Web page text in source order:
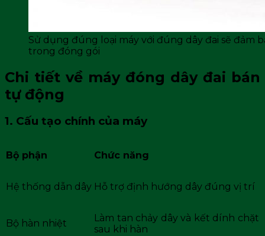
Sử dụng đúng loại máy với đúng dây đai sẽ đảm
trong đóng gói
Chi tiết về máy đóng dây đai bán
tự động
1. Cấu tạo chính của máy
Bộ phận Chức năng
Hệ thống dẫn dây Hỗ trợ định hướng dây đúng vị trí
Bộ hàn nhiệt
Làm tan chảy dây và kết dính chặt
sau khi hàn